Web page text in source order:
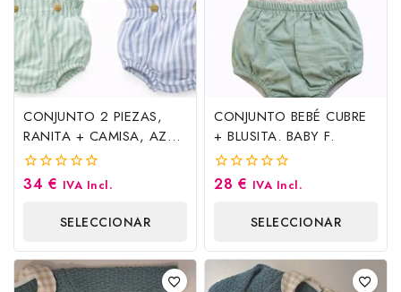
CONJUNTO 2 PIEZAS,
RANITA + CAMISA, AZUL.
BABY F.
0
34 € IVA Incl.
SELECCIONAR
OPCIONES
CONJUNTO BEBÉ CUBRE
+ BLUSITA. BABY F.
0
28 € IVA Incl.
SELECCIONAR
OPCIONES